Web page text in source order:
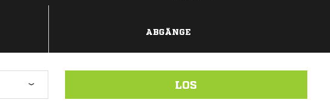
ABGÄNGE
LOS